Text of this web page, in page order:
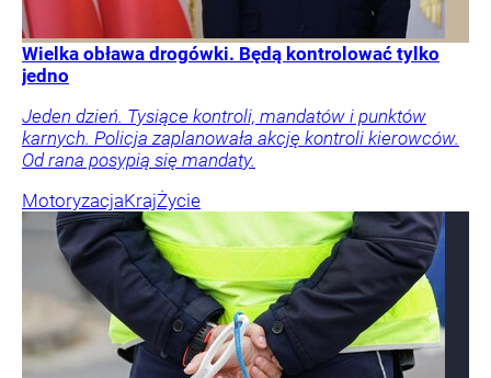
Wielka obława drogówki. Będą kontrolować tylko
jedno
Jeden dzień. Tysiące kontroli, mandatów i punktów
karnych. Policja zaplanowała akcję kontroli kierowców.
Od rana posypią się mandaty.
MotoryzacjaKrajŻycie